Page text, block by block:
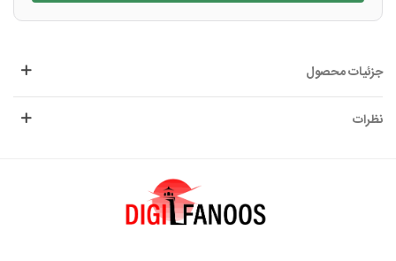
جزئیات محصول
نظرات